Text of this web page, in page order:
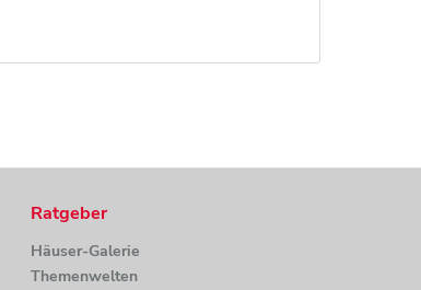
Ratgeber
Häuser-Galerie
Themenwelten